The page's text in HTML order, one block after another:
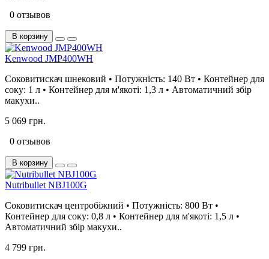
0 отзывов
В корзину
Kenwood JMP400WH
Соковитискач шнековий • Потужність: 140 Вт • Контейнер для
соку: 1 л • Контейнер для м'якоті: 1,3 л • Автоматичний збір
макухи..
5 069 грн.
0 отзывов
В корзину
Nutribullet NBJ100G
Соковитискач центробіжний • Потужність: 800 Вт •
Контейнер для соку: 0,8 л • Контейнер для м'якоті: 1,5 л •
Автоматичний збір макухи..
4 799 грн.